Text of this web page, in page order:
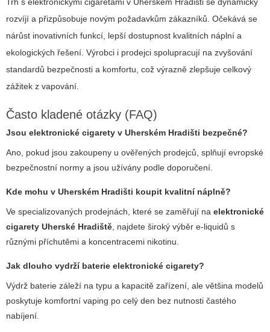
rozvíjí a přizpůsobuje novým požadavkům zákazníků. Očekává se
nárůst inovativních funkcí, lepší dostupnost kvalitních náplní a
ekologických řešení. Výrobci i prodejci spolupracují na zvyšování
standardů bezpečnosti a komfortu, což výrazně zlepšuje celkový
zážitek z vapování.
Často kladené otázky (FAQ)
Jsou elektronické cigarety v Uherském Hradišti bezpečné?
Ano, pokud jsou zakoupeny u ověřených prodejců, splňují evropské
bezpečnostní normy a jsou užívány podle doporučení.
Kde mohu v Uherském Hradišti koupit kvalitní náplně?
Ve specializovaných prodejnách, které se zaměřují na elektronické
cigarety Uherské Hradiště , najdete široký výběr e-liquidů s
různými příchutěmi a koncentracemi nikotinu.
Jak dlouho vydrží baterie elektronické cigarety?
Výdrž baterie záleží na typu a kapacitě zařízení, ale většina modelů
poskytuje komfortní vaping po celý den bez nutnosti častého
nabíjení.